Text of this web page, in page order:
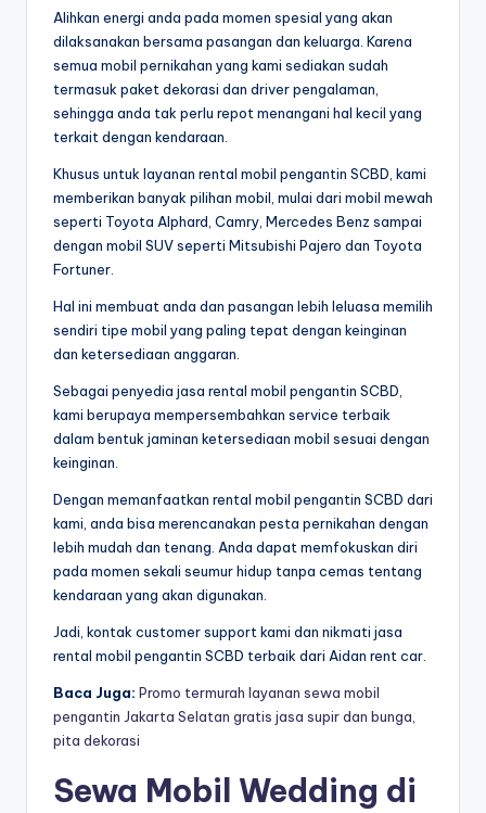
Alihkan energi anda pada momen spesial yang akan
dilaksanakan bersama pasangan dan keluarga. Karena
semua mobil pernikahan yang kami sediakan sudah
termasuk paket dekorasi dan driver pengalaman,
sehingga anda tak perlu repot menangani hal kecil yang
terkait dengan kendaraan.
Khusus untuk layanan rental mobil pengantin SCBD, kami
memberikan banyak pilihan mobil, mulai dari mobil mewah
seperti Toyota Alphard, Camry, Mercedes Benz sampai
dengan mobil SUV seperti Mitsubishi Pajero dan Toyota
Fortuner.
Hal ini membuat anda dan pasangan lebih leluasa memilih
sendiri tipe mobil yang paling tepat dengan keinginan
dan ketersediaan anggaran.
Sebagai penyedia jasa rental mobil pengantin SCBD,
kami berupaya mempersembahkan service terbaik
dalam bentuk jaminan ketersediaan mobil sesuai dengan
keinginan.
Dengan memanfaatkan rental mobil pengantin SCBD dari
kami, anda bisa merencanakan pesta pernikahan dengan
lebih mudah dan tenang. Anda dapat memfokuskan diri
pada momen sekali seumur hidup tanpa cemas tentang
kendaraan yang akan digunakan.
Jadi, kontak customer support kami dan nikmati jasa
rental mobil pengantin SCBD terbaik dari Aidan rent car.
Baca Juga: Promo termurah layanan sewa mobil
pengantin Jakarta Selatan gratis jasa supir dan bunga,
pita dekorasi
Sewa Mobil Wedding di